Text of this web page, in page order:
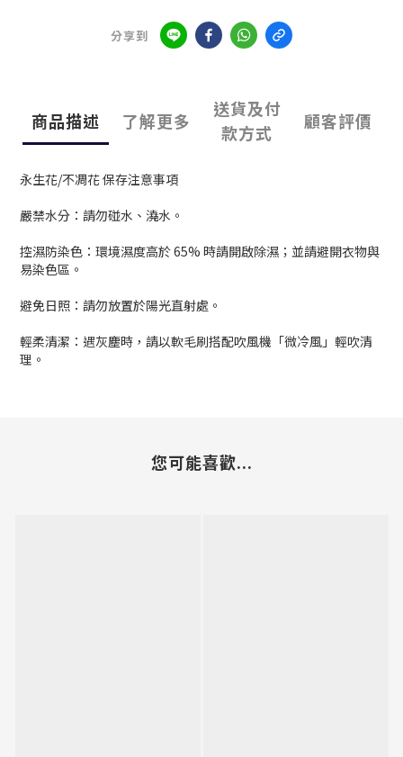
分享到
商品描述 了解更多
送貨及付
款方式
顧客評價
永生花/不凋花 保存注意事項
嚴禁水分：請勿碰水、澆水。
控濕防染色：環境濕度高於 65% 時請開啟除濕；並請避開衣物與
易染色區。
避免日照：請勿放置於陽光直射處。
輕柔清潔：遇灰塵時，請以軟毛刷搭配吹風機「微冷風」輕吹清
理。
您可能喜歡...